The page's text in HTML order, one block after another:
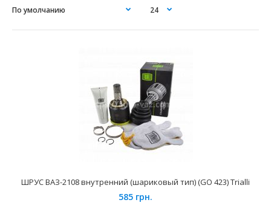
ШРУС ВАЗ-2108 внутренний (шариковый тип) (GO 423)
Trialli
ШРУС ВАЗ-2108 внутренний (шариковый тип) (GO 423) Trialli
585 грн.